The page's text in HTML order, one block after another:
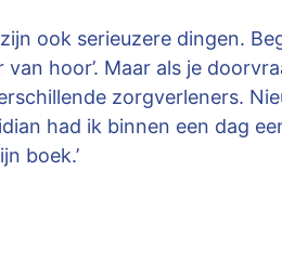
ook serieuzere dingen.
hoor’. Maar als je
zorgverleners.
had ik binnen een dag
boek.’